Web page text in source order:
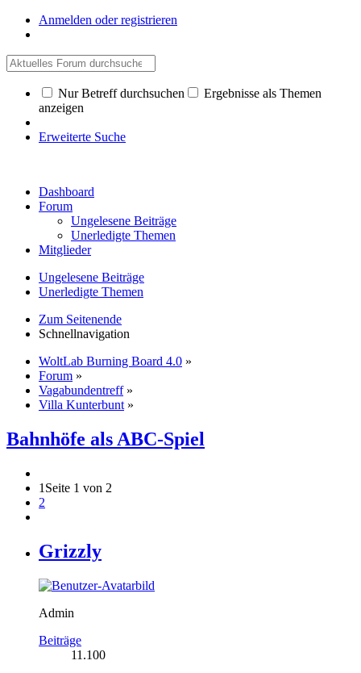
Anmelden oder registrieren
Nur Betreff durchsuchen
Ergebnisse als Themen
anzeigen
Erweiterte Suche
Dashboard
Forum
Ungelesene Beiträge
Unerledigte Themen
Mitglieder
Ungelesene Beiträge
Unerledigte Themen
Zum Seitenende
Schnellnavigation
WoltLab Burning Board 4.0 »
Forum »
Vagabundentreff »
Villa Kunterbunt »
Bahnhöfe als ABC-Spiel
1 Seite 1 von 2
2
Grizzly
Admin
Beiträge
11.100